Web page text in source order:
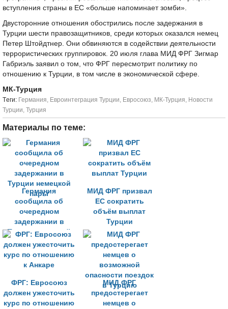
вступления страны в ЕС «больше напоминает зомби».
Двусторонние отношения обострились после задержания в
Турции шести правозащитников, среди которых оказался немец
Петер Штойдтнер. Они обвиняются в содействии деятельности
террористических группировок. 20 июля глава МИД ФРГ Зигмар
Габриэль заявил о том, что ФРГ пересмотрит политику по
отношению к Турции, в том числе в экономической сфере.
МК-Турция
Tеги: Германия, Евроинтеграция Турции, Евросоюз, МК-Турция, Новости
Турции, Турция
Материалы по теме:
Германия
сообщила об
очередном
задержании в
Турции немецкой
пары
МИД ФРГ призвал
ЕС сократить
объём выплат
Турции
ФРГ: Евросоюз
должен ужесточить
курс по отношению
МИД ФРГ
предостерегает
немцев о